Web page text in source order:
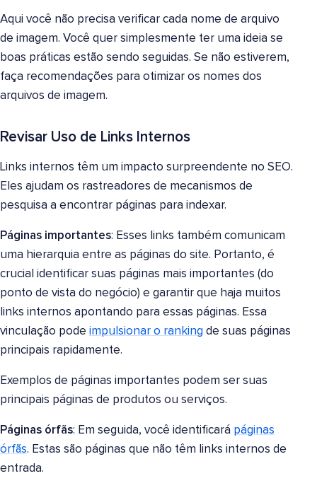
Aqui você não precisa verificar cada nome de arquivo
de imagem. Você quer simplesmente ter uma ideia se
boas práticas estão sendo seguidas. Se não estiverem,
faça recomendações para otimizar os nomes dos
arquivos de imagem.
Revisar Uso de Links Internos
Links internos têm um impacto surpreendente no SEO.
Eles ajudam os rastreadores de mecanismos de
pesquisa a encontrar páginas para indexar.
Páginas importantes: Esses links também comunicam
uma hierarquia entre as páginas do site. Portanto, é
crucial identificar suas páginas mais importantes (do
ponto de vista do negócio) e garantir que haja muitos
links internos apontando para essas páginas. Essa
vinculação pode impulsionar o ranking de suas páginas
principais rapidamente.
Exemplos de páginas importantes podem ser suas
principais páginas de produtos ou serviços.
Páginas órfãs: Em seguida, você identificará páginas
órfãs. Estas são páginas que não têm links internos de
entrada.